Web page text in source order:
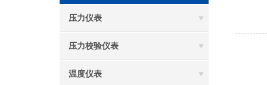
压力仪表
压力校验仪表
温度仪表